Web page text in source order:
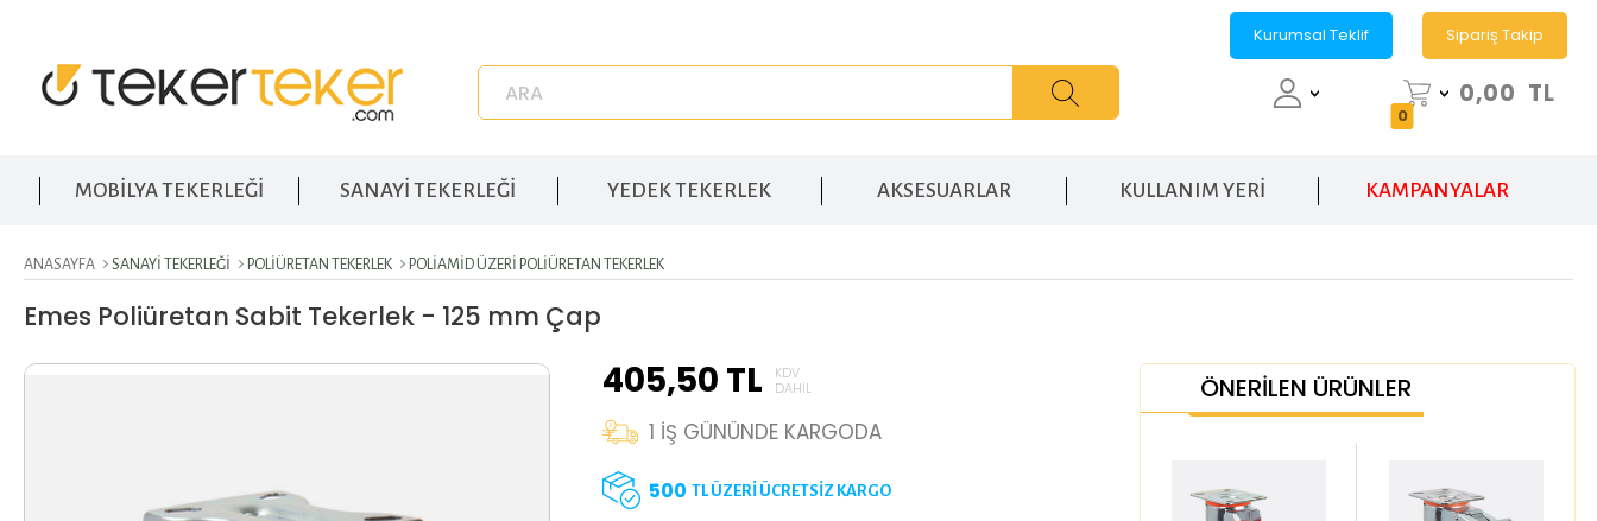
Kurumsal Teklif Sipariş Takip
0
0,00 TL
MOBİLYA TEKERLEĞİ SANAYİ TEKERLEĞİ YEDEK TEKERLEK AKSESUARLAR KULLANIM YERİ KAMPANYALAR
ANASAYFA SANAYI TEKERLEĞI POLIÜRETAN TEKERLEK POLIAMID ÜZERI POLIÜRETAN TEKERLEK
Emes Poliüretan Sabit Tekerlek - 125 mm Çap
405,50 TL
KDV
DAHIL
1 İŞ GÜNÜNDE KARGODA
500 TL ÜZERİ ÜCRETSİZ KARGO
ÖNERİLEN ÜRÜNLER